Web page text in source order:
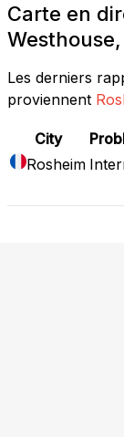
Carte en
Les derniers
proviennent
City
Rosheim